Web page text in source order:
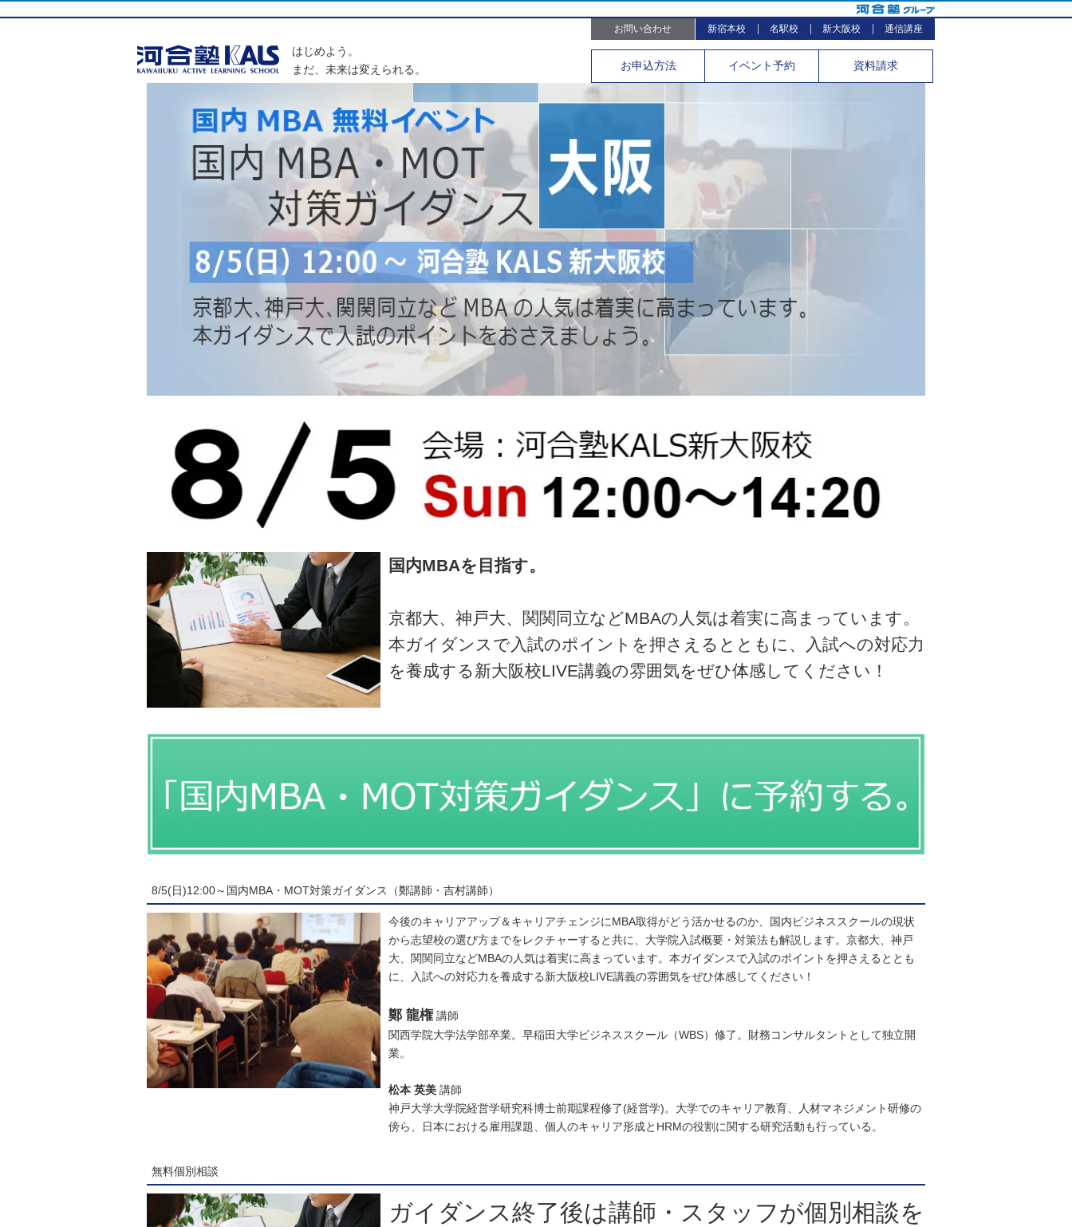
はじめよう。
まだ、未来は変えられる。
新宿本校 名駅校 新大阪校 通信講座
お問い合わせ
お申込方法 イベント予約 資料請求
国内MBAを目指す。
京都大、神戸大、関関同立などMBAの人気は着実に高まっています。
本ガイダンスで入試のポイントを押さえるとともに、入試への対応力
を養成する新大阪校LIVE講義の雰囲気をぜひ体感してください！
8/5(日)12:00～国内MBA・MOT対策ガイダンス（鄭講師・吉村講師）
今後のキャリアアップ＆キャリアチェンジにMBA取得がどう活かせるのか、国内ビジネススクールの現状
から志望校の選び方までをレクチャーすると共に、大学院入試概要・対策法も解説します。京都大、神戸
大、関関同立などMBAの人気は着実に高まっています。本ガイダンスで入試のポイントを押さえるととも
に、入試への対応力を養成する新大阪校LIVE講義の雰囲気をぜひ体感してください！
鄭 龍権講師
関西学院大学法学部卒業。早稲田大学ビジネススクール（WBS）修了。財務コンサルタントとして独立開
業。
松本 英美講師
神戸大学大学院経営学研究科博士前期課程修了(経営学)。大学でのキャリア教育、人材マネジメント研修の
傍ら、日本における雇用課題、個人のキャリア形成とHRMの役割に関する研究活動も行っている。
無料個別相談
ガイダンス終了後は講師・スタッフが個別相談を